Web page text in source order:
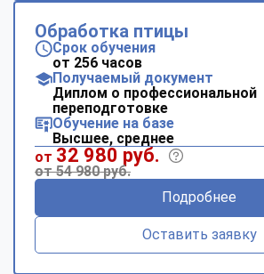
Обработка птицы
Срок обучения
от 256 часов
Получаемый документ
Диплом о профессиональной
переподготовке
Обучение на базе
Высшее, среднее
от 32 980 руб.
от 54 980 руб.
Подробнее
Оставить заявку